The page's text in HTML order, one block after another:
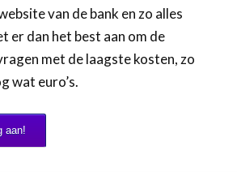
van de bank en zo alles
er dan het best aan om de
met de laagste kosten, zo
wat euro’s.
aan!